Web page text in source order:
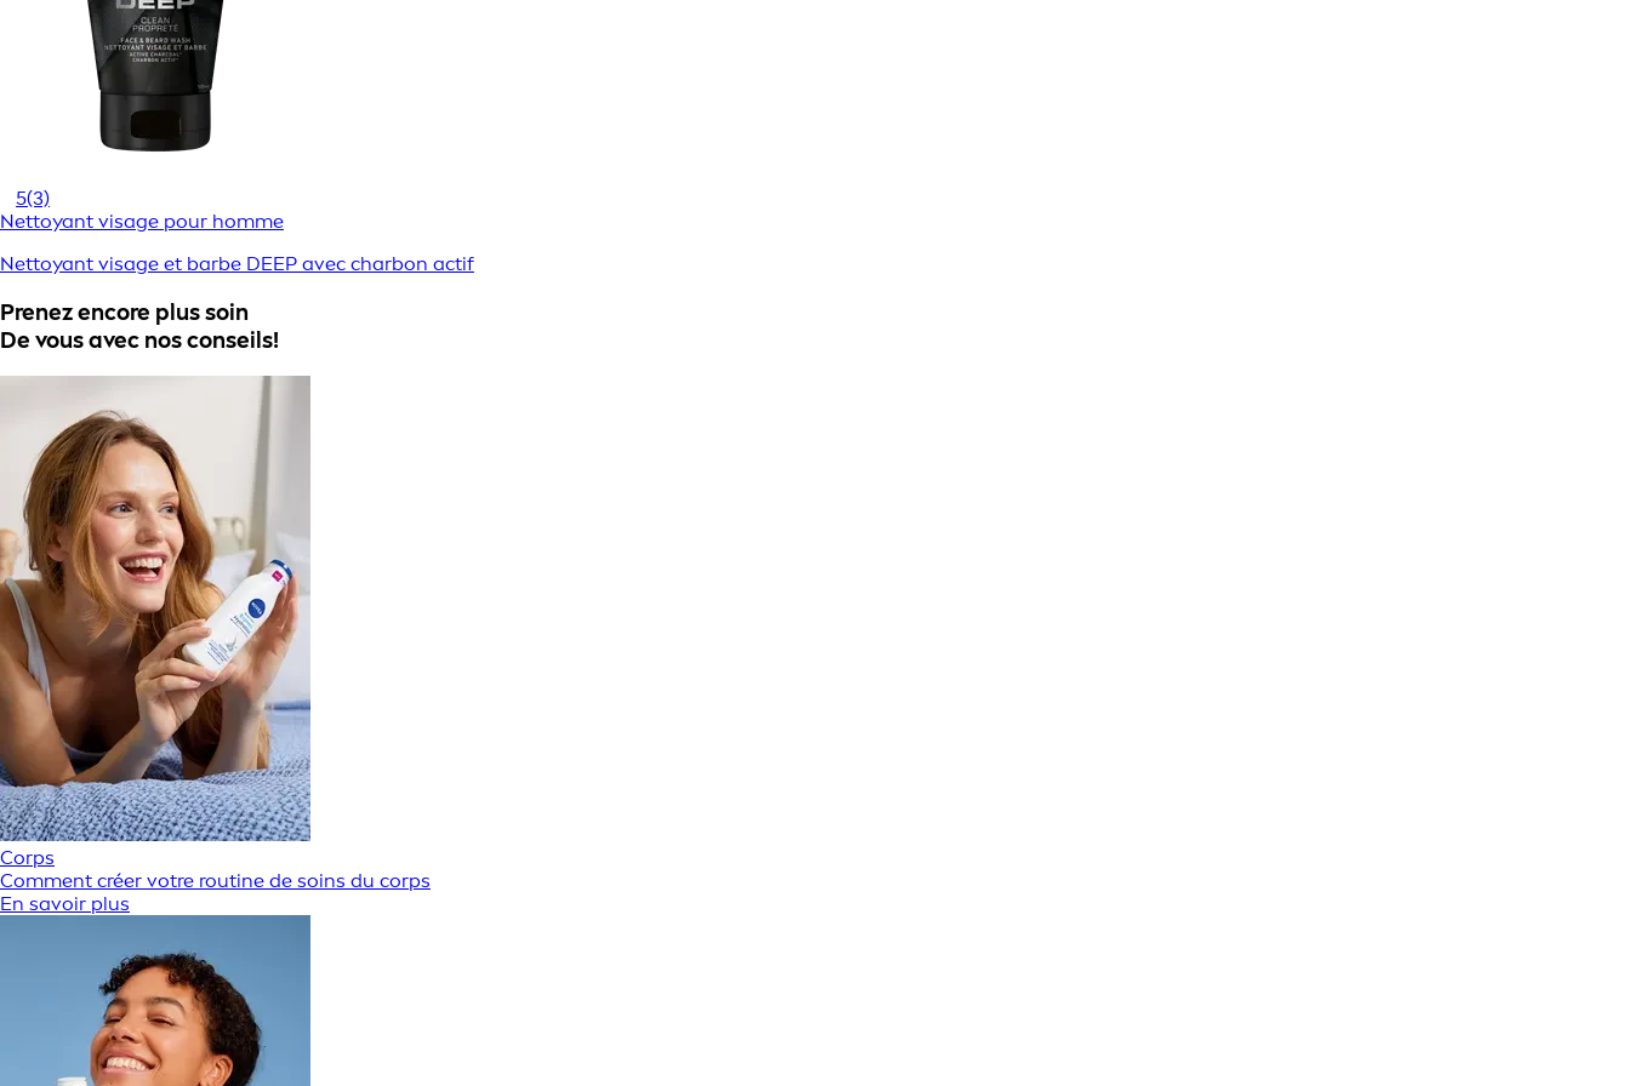
5(3)
Nettoyant visage pour homme
Nettoyant visage et barbe DEEP avec charbon actif
Prenez encore plus soin
De vous avec nos conseils!
Corps
Comment créer votre routine de soins du corps
En savoir plus